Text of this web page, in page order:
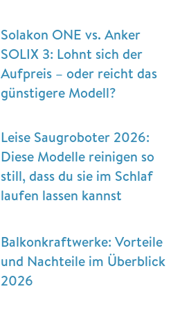
Solakon ONE vs. Anker
SOLIX 3: Lohnt sich der
Aufpreis – oder reicht das
günstigere Modell?
Leise Saugroboter 2026:
Diese Modelle reinigen so
still, dass du sie im Schlaf
laufen lassen kannst
Balkonkraftwerke: Vorteile
und Nachteile im Überblick
2026